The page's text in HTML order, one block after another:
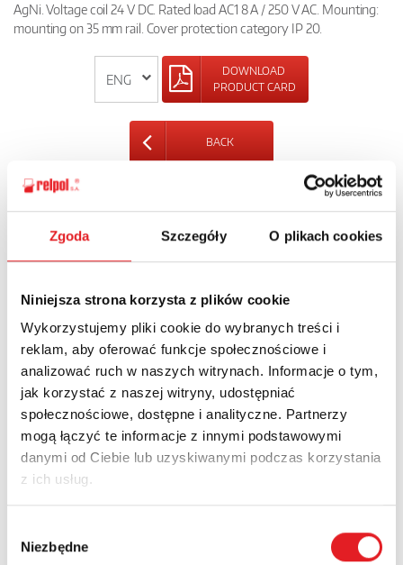
Zgoda Szczegóły O plikach cookies
Niniejsza strona korzysta z plików cookie
Wykorzystujemy pliki cookie do wybranych treści i
reklam, aby oferować funkcje społecznościowe i
analizować ruch w naszych witrynach. Informacje o tym,
jak korzystać z naszej witryny, udostępniać
społecznościowe, dostępne i analityczne. Partnerzy
mogą łączyć te informacje z innymi podstawowymi
danymi od Ciebie lub uzyskiwanymi podczas korzystania
z ich usług.
zgody
Niezbędne
AgNi. Voltage coil 24 V DC. Rated load AC1 8 A / 250 V AC. Mounting:
mounting on 35 mm rail. Cover protection category IP 20.
DOWNLOAD
PRODUCT CARD
BACK
Ask for the details of the offer
Email: *
Company:
Phone: